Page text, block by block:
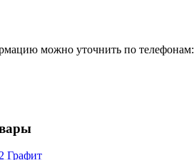
можно уточнить по телефонам: